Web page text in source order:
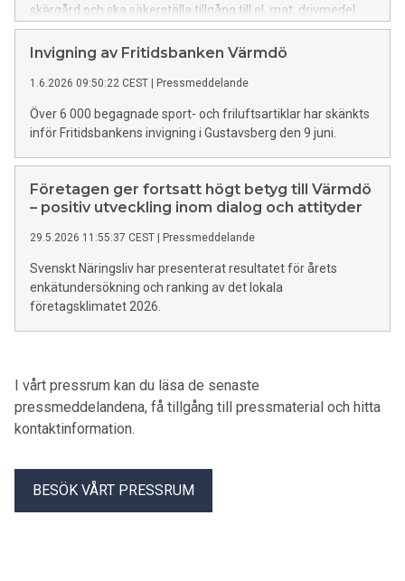
skärgård och ska säkerställa tillgång till el, mat, drivmedel
och samhällsviktig service även vid långvariga strömavbrott
och andra samhällsstörningar.
Invigning av Fritidsbanken Värmdö
1.6.2026 09:50:22 CEST Pressmeddelande
Över 6 000 begagnade sport- och friluftsartiklar har skänkts
inför Fritidsbankens invigning i Gustavsberg den 9 juni.
Företagen ger fortsatt högt betyg till Värmdö
– positiv utveckling inom dialog och attityder
29.5.2026 11:55:37 CEST Pressmeddelande
Svenskt Näringsliv har presenterat resultatet för årets
enkätundersökning och ranking av det lokala
företagsklimatet 2026.
I vårt pressrum kan du läsa de senaste
pressmeddelandena, få tillgång till pressmaterial och hitta
kontaktinformation.
BESÖK VÅRT PRESSRUM